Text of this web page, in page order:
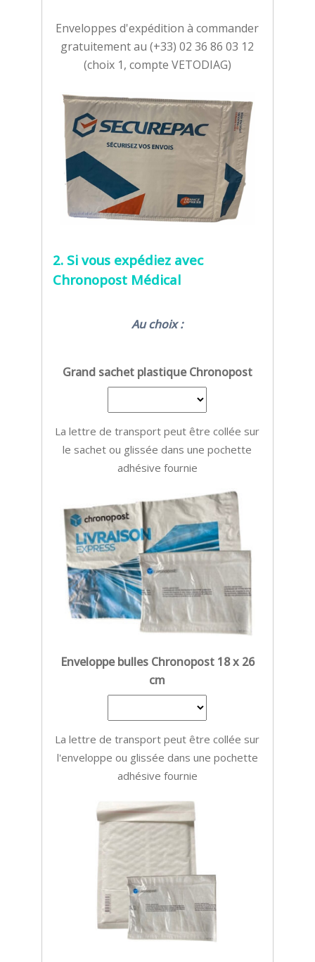
Enveloppes d'expédition à commander
gratuitement au (+33) 02 36 86 03 12
(choix 1, compte VETODIAG)
2. Si vous expédiez avec
Chronopost Médical
Au choix :
Grand sachet plastique Chronopost
La lettre de transport peut être collée sur
le sachet ou glissée dans une pochette
adhésive fournie
Enveloppe bulles Chronopost 18 x 26
cm
La lettre de transport peut être collée sur
l'enveloppe ou glissée dans une pochette
adhésive fournie